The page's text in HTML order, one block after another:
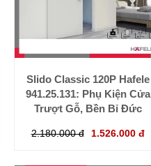
Slido Classic 120P Hafele
941.25.131: Phụ Kiện Cửa
Trượt Gỗ, Bền Bỉ Đức
2.180.000 đ 1.526.000 đ